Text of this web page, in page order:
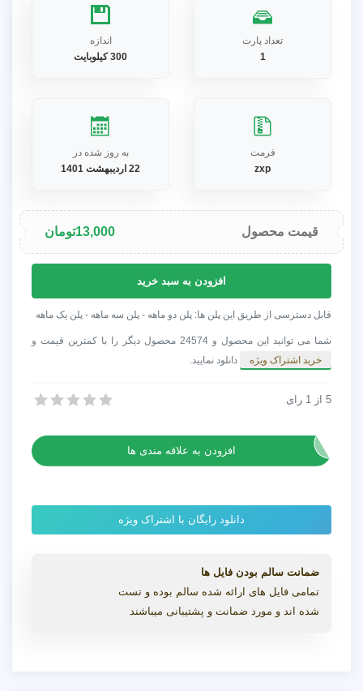
تعداد پارت
1
اندازه
300 کیلوبایت
فرمت
zxp
به روز شده در
22 اردیبهشت 1401
قیمت محصول 13,000تومان
Image
Extend
کپی
در
فتوشاپ
افزودن به سبد خرید
قابل دسترسی از طریق این پلن ها: پلن دو ماهه - پلن سه ماهه - پلن یک ماهه
شما می توانید این محصول و 24574 محصول دیگر را با کمترین قیمت و
خرید اشتراک ویژه
دانلود نمایید.
اسکریپت Image Extend PS تهیه کپی از یک جسم در فتوشاپ
5 از 1 رای
افزودن به علاقه مندی ها
دانلود رایگان با اشتراک ویژه
ضمانت سالم بودن فایل ها
تمامی فایل های ارائه شده سالم بوده و تست
شده اند و مورد ضمانت و پشتیبانی میباشند